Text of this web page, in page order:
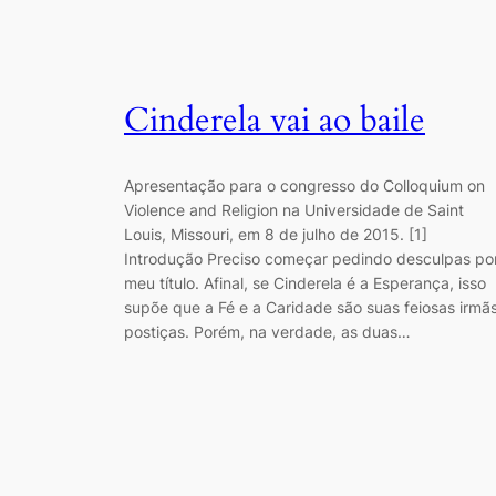
Cinderela vai ao baile
Apresentação para o congresso do Colloquium on
Violence and Religion na Universidade de Saint
Louis, Missouri, em 8 de julho de 2015. [1]
Introdução Preciso começar pedindo desculpas
meu título. Afinal, se Cinderela é a Esperança, isso
supõe que a Fé e a Caridade são suas feiosas
postiças. Porém, na verdade, as duas…